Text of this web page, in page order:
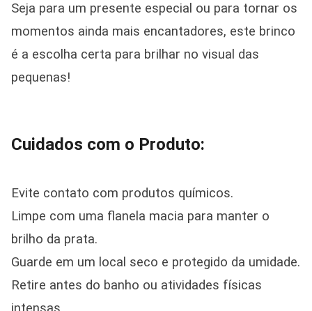
Seja para um presente especial ou para tornar os
momentos ainda mais encantadores, este brinco
é a escolha certa para brilhar no visual das
pequenas!
Cuidados com o Produto:
Evite contato com produtos químicos.
Limpe com uma flanela macia para manter o
brilho da prata.
Guarde em um local seco e protegido da umidade.
Retire antes do banho ou atividades físicas